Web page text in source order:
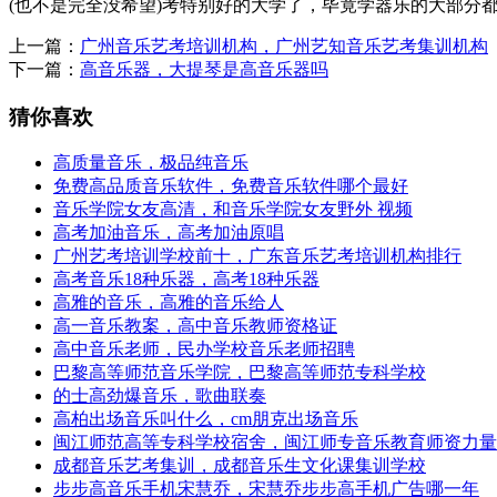
(也不是完全没希望)考特别好的大学了，毕竟学器乐的大部分都
上一篇： 广州音乐艺考培训机构，广州艺知音乐艺考集训机构
下一篇： 高音乐器，大提琴是高音乐器吗
猜你喜欢
高质量音乐，极品纯音乐
免费高品质音乐软件，免费音乐软件哪个最好
音乐学院女友高清，和音乐学院女友野外 视频
高考加油音乐，高考加油原唱
广州艺考培训学校前十，广东音乐艺考培训机构排行
高考音乐18种乐器，高考18种乐器
高雅的音乐，高雅的音乐给人
高一音乐教案，高中音乐教师资格证
高中音乐老师，民办学校音乐老师招聘
巴黎高等师范音乐学院，巴黎高等师范专科学校
的士高劲爆音乐，歌曲联奏
高柏出场音乐叫什么，cm朋克出场音乐
闽江师范高等专科学校宿舍，闽江师专音乐教育师资力量
成都音乐艺考集训，成都音乐生文化课集训学校
步步高音乐手机宋慧乔，宋慧乔步步高手机广告哪一年